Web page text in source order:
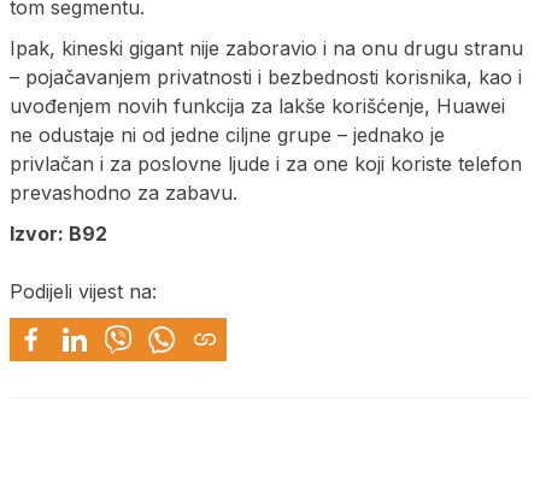
tom segmentu.
Ipak, kineski gigant nije zaboravio i na onu drugu stranu
– pojačavanjem privatnosti i bezbednosti korisnika, kao i
uvođenjem novih funkcija za lakše korišćenje, Huawei
ne odustaje ni od jedne ciljne grupe – jednako je
privlačan i za poslovne ljude i za one koji koriste telefon
prevashodno za zabavu.
Izvor: B92
Podijeli vijest na: